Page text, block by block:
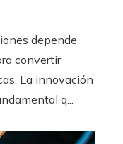
depende
convertir
La innovación
q...